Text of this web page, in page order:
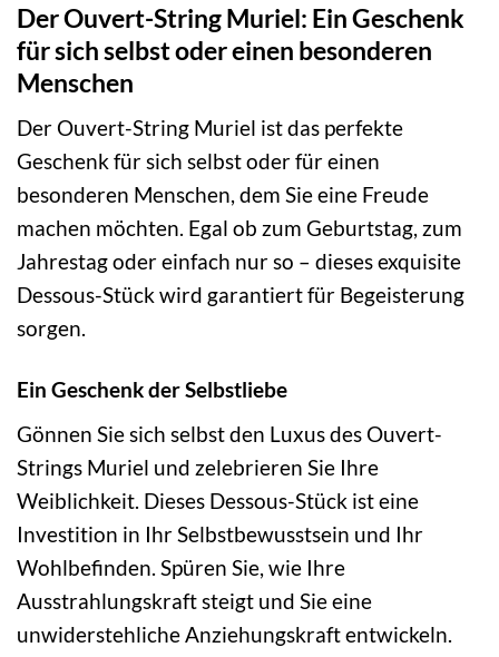
Der Ouvert-String Muriel: Ein Geschenk
für sich selbst oder einen besonderen
Menschen
Der Ouvert-String Muriel ist das perfekte
Geschenk für sich selbst oder für einen
besonderen Menschen, dem Sie eine Freude
machen möchten. Egal ob zum Geburtstag, zum
Jahrestag oder einfach nur so – dieses exquisite
Dessous-Stück wird garantiert für Begeisterung
sorgen.
Ein Geschenk der Selbstliebe
Gönnen Sie sich selbst den Luxus des Ouvert-
Strings Muriel und zelebrieren Sie Ihre
Weiblichkeit. Dieses Dessous-Stück ist eine
Investition in Ihr Selbstbewusstsein und Ihr
Wohlbefinden. Spüren Sie, wie Ihre
Ausstrahlungskraft steigt und Sie eine
unwiderstehliche Anziehungskraft entwickeln.